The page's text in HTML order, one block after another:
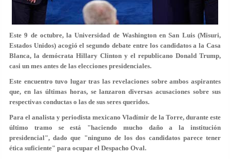
Este 9 de octubre, la Universidad de Washington en San Luis (Misuri,
Estados Unidos) acogió el segundo debate entre los candidatos a la Casa
Blanca, la demócrata Hillary Clinton y el republicano Donald Trump,
casi un mes antes de las elecciones presidenciales.
Este encuentro tuvo lugar tras las revelaciones sobre ambos aspirantes
que, en las últimas horas, se lanzaron diversas acusaciones sobre sus
respectivas conductas o las de sus seres queridos.
Para el analista y periodista mexicano Vladímir de la Torre, durante este
último tramo se está "haciendo mucho daño a la institución
presidencial", dado que "ninguno de los dos candidatos parece tener
ética suficiente" para ocupar el Despacho Oval.